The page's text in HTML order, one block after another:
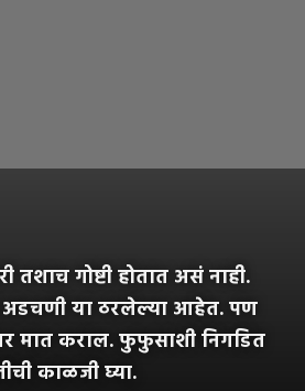
गोष्टी होतात असं नाही.
या ठरलेल्या आहेत. पण
मात कराल. फुफुसाशी निगडित
काळजी घ्या.